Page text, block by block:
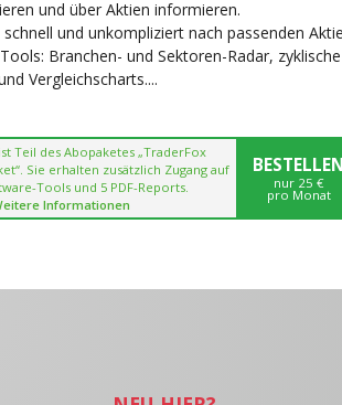
und über Aktien informieren.
schnell und unkompliziert nach passenden
Branchen- und Sektoren-Radar,
Vergleichscharts....
Teil des Abopaketes „TraderFox
Sie erhalten zusätzlich Zugang auf
Tools und 5 PDF-Reports.
Informationen
BESTELLEN
nur 25 €
pro Monat